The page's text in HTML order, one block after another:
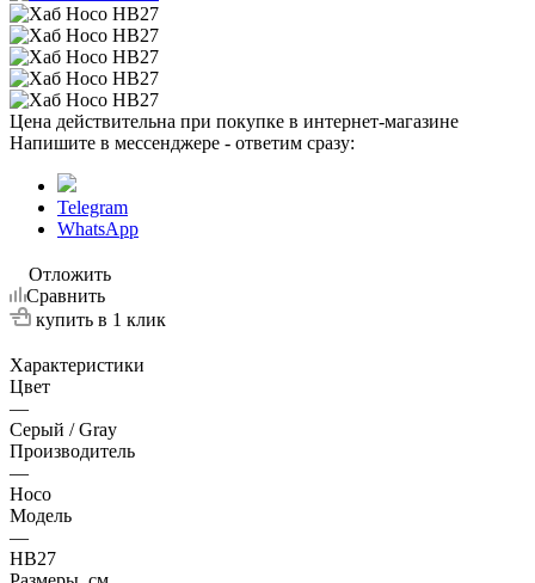
Цена действительна при покупке в интернет-магазине
Напишите в мессенджере - ответим сразу:
Telegram
WhatsApp
Отложить
Сравнить
купить в 1 клик
Характеристики
Цвет
—
Серый / Gray
Производитель
—
Hoco
Модель
—
HB27